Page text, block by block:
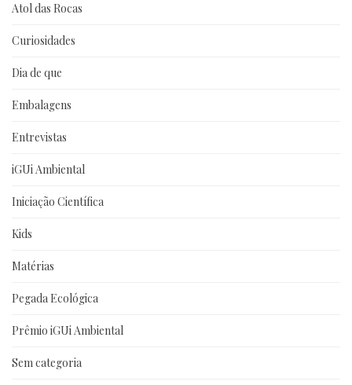
Atol das Rocas
Curiosidades
Dia de que
Embalagens
Entrevistas
iGUi Ambiental
Iniciação Científica
Kids
Matérias
Pegada Ecológica
Prêmio iGUi Ambiental
Sem categoria